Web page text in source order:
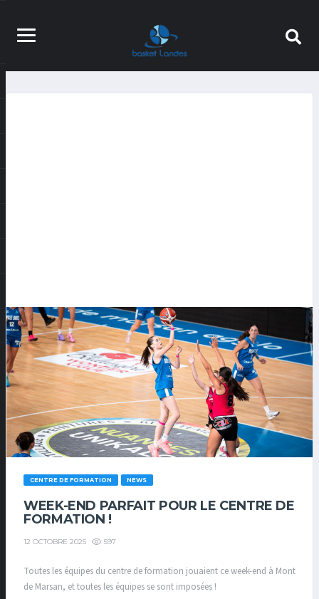
CENTRE DE FORMATION NEWS
WEEK-END PARFAIT POUR LE CENTRE DE
FORMATION !
12 OCTOBRE 2025 597
Toutes les équipes du centre de formation jouaient ce week-end à Mont
de Marsan, et toutes les équipes se sont imposées !